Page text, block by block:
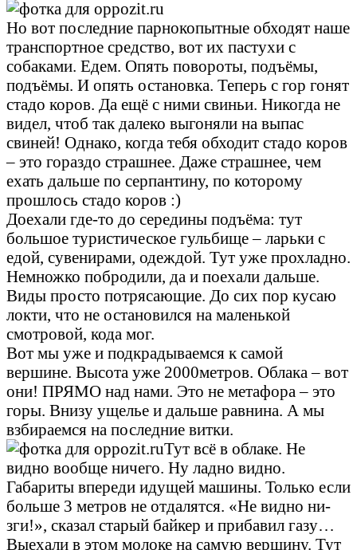
Но вот последние парнокопытные обходят наше
транспортное средство, вот их пастухи с
собаками. Едем. Опять повороты, подъёмы,
подъёмы. И опять остановка. Теперь с гор гонят
стадо коров. Да ещё с ними свиньи. Никогда не
видел, чтоб так далеко выгоняли на выпас
свиней! Однако, когда тебя обходит стадо коров
– это гораздо страшнее. Даже страшнее, чем
ехать дальше по серпантину, по которому
прошлось стадо коров :)
Доехали где-то до середины подъёма: тут
большое туристическое гульбище – ларьки с
едой, сувенирами, одеждой. Тут уже прохладно.
Немножко побродили, да и поехали дальше.
Виды просто потрясающие. До сих пор кусаю
локти, что не остановился на маленькой
смотровой, кода мог.
Вот мы уже и подкрадываемся к самой
вершине. Высота уже 2000метров. Облака – вот
они! ПРЯМО над нами. Это не метафора – это
горы. Внизу ущелье и дальше равнина. А мы
взбираемся на последние витки.
Тут всё в облаке. Не
видно вообще ничего. Ну ладно видно.
Габариты впереди идущей машины. Только если
больше 3 метров не отдалятся. «Не видно ни-
зги!», сказал старый байкер и прибавил газу…
Выехали в этом молоке на самую вершину. Тут